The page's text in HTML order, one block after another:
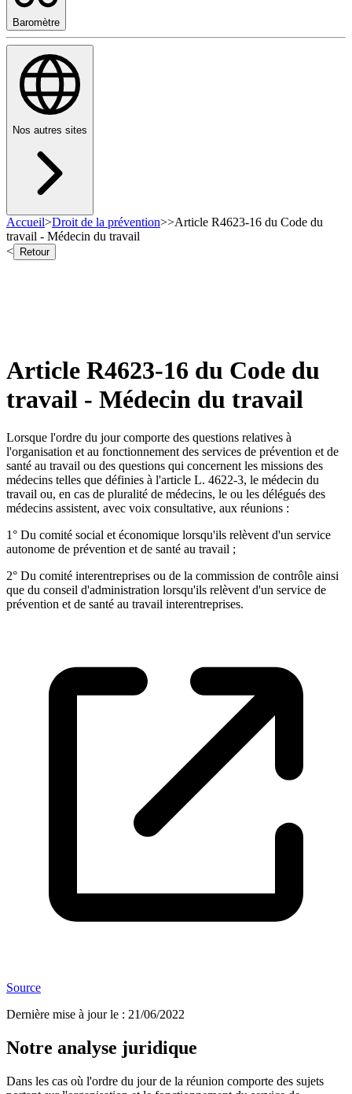
Baromètre
Nos autres sites
Accueil>Droit de la prévention>>Article R4623-16 du Code du
travail - Médecin du travail
<
Retour
Article R4623-16 du Code du
travail - Médecin du travail
Lorsque l'ordre du jour comporte des questions relatives à
l'organisation et au fonctionnement des services de prévention et de
santé au travail ou des questions qui concernent les missions des
médecins telles que définies à l'article L. 4622-3, le médecin du
travail ou, en cas de pluralité de médecins, le ou les délégués des
médecins assistent, avec voix consultative, aux réunions :
1° Du comité social et économique lorsqu'ils relèvent d'un service
autonome de prévention et de santé au travail ;
2° Du comité interentreprises ou de la commission de contrôle ainsi
que du conseil d'administration lorsqu'ils relèvent d'un service de
prévention et de santé au travail interentreprises.
Source
Dernière mise à jour le : 21/06/2022
Notre analyse juridique
Dans les cas où l'ordre du jour de la réunion comporte des sujets